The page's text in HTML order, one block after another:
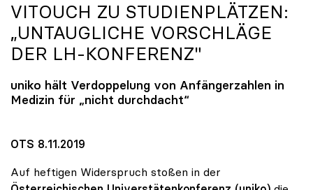
VITOUCH ZU STUDIENPLÄTZEN:
„UNTAUGLICHE VORSCHLÄGE
DER LH-KONFERENZ"
uniko hält Verdoppelung von Anfängerzahlen in
Medizin für „nicht durchdacht“
OTS 8.11.2019
Auf heftigen Widerspruch stoßen in der